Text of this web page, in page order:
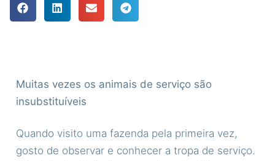
Muitas vezes os animais de serviço são
insubstituíveis
Quando visito uma fazenda pela primeira vez,
gosto de observar e conhecer a tropa de serviço.